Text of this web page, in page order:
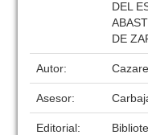
DEL
DE
Autor:
Asesor:
Editorial: